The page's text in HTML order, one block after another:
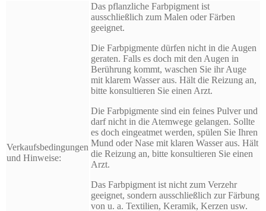
Verkaufsbedingungen
und Hinweise:
Das pflanzliche Farbpigment ist
ausschließlich zum Malen oder Färben
geeignet.
Die Farbpigmente dürfen nicht in die Augen
geraten. Falls es doch mit den Augen in
Berührung kommt, waschen Sie ihr Auge
mit klarem Wasser aus. Hält die Reizung an,
bitte konsultieren Sie einen Arzt.
Die Farbpigmente sind ein feines Pulver und
darf nicht in die Atemwege gelangen. Sollte
es doch eingeatmet werden, spülen Sie Ihren
Mund oder Nase mit klaren Wasser aus. Hält
die Reizung an, bitte konsultieren Sie einen
Arzt.
Das Farbpigment ist nicht zum Verzehr
geeignet, sondern ausschließlich zur Färbung
von u. a. Textilien, Keramik, Kerzen usw.